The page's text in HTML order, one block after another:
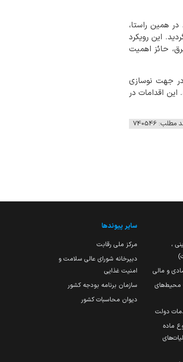
همین راستا،
این رویکرد
حائز اهمیت
در جهت نوسازی
این اقدامات در
مطلب: 740546
،
و مالی
محیط‌های
دولت
ماده
سایر پیوندها
مرکز ملی رقابت
دبیرخانه شورای عالی سلامت و
امنیت غذایی
سازمان برنامه بودجه کشور
دیوان محاسبات کشور